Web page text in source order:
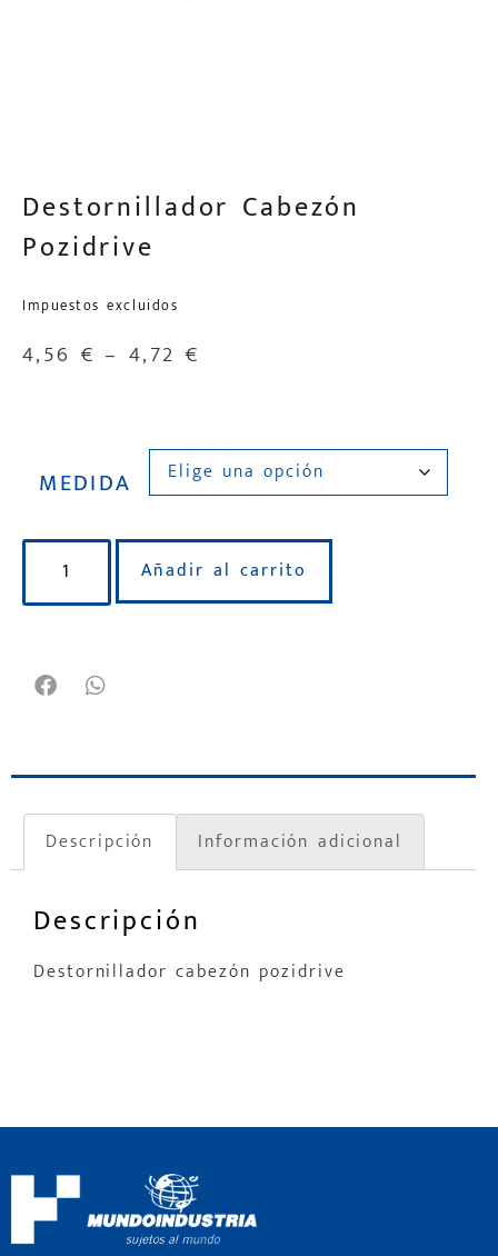
Destornillador Cabezón
Pozidrive
Impuestos excluidos
4,56 € – 4,72 €
MEDIDA
Añadir al carrito
Descripción Información adicional
Descripción
Destornillador cabezón pozidrive